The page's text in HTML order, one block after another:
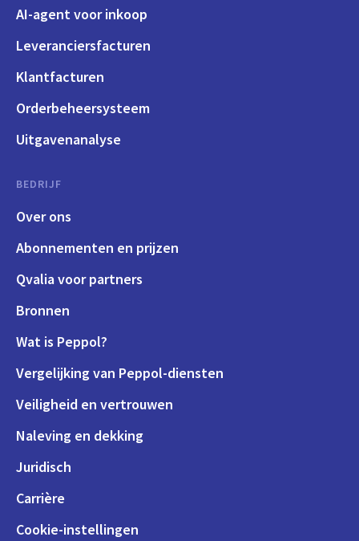
AI-agent voor inkoop
Leveranciersfacturen
Klantfacturen
Orderbeheersysteem
Uitgavenanalyse
BEDRIJF
Over ons
Abonnementen en prijzen
Qvalia voor partners
Bronnen
Wat is Peppol?
Vergelijking van Peppol-diensten
Veiligheid en vertrouwen
Naleving en dekking
Juridisch
Carrière
Cookie-instellingen